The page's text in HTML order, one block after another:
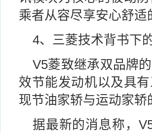
乘者从容尽享安心舒适
4、三菱技术背书下
V5菱致继承双品牌
效节能发动机以及具
现节油家轿与运动家轿
据最新的消息称，